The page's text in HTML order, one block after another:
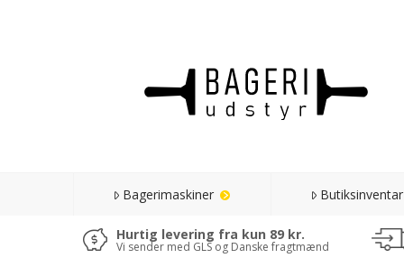
Bagerimaskiner Butiksinventar
Hurtig levering fra kun 89 kr.
Vi sender med GLS og Danske fragtmænd